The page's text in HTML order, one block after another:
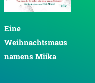
Eine
Weihnachtsmaus
namens Miika